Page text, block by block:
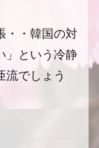
・・韓国の対
」という冷静
流でしょう